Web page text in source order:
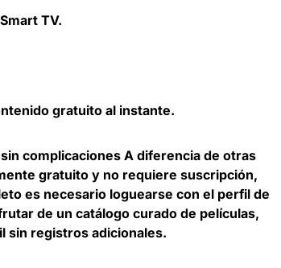
TV.
gratuito al instante.
complicaciones A diferencia de otras
gratuito y no requiere suscripción,
es necesario loguearse con el perfil de
de un catálogo curado de películas,
sin registros adicionales.